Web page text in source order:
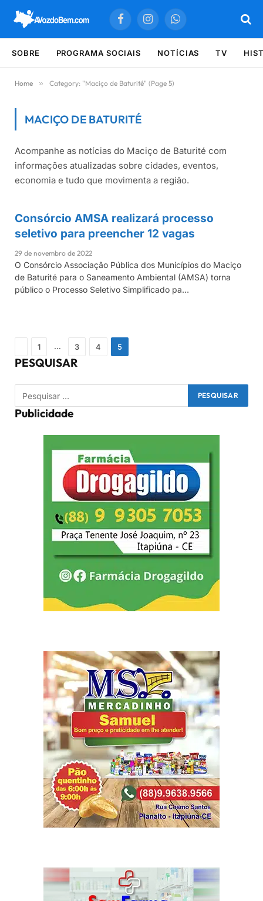
FacebookInstagramWhatsApp
SOBRE PROGRAMA SOCIAIS NOTÍCIAS TV
Home » Category: "Maciço de Baturité" (Page 5)
MACIÇO DE BATURITÉ
Últimas notícias sobre Maciço de Baturité
Acompanhe as notícias do Maciço de Baturité com
informações atualizadas sobre cidades, eventos,
economia e tudo que movimenta a região.
MACIÇO DE BATURITÉ
Consórcio AMSA realizará processo
seletivo para preencher 12 vagas
29 de novembro de 2022
O Consórcio Associação Pública dos Municípios do Maciço
de Baturité para o Saneamento Ambiental (AMSA) torna
público o Processo Seletivo Simplificado pa…
Previous
1 … 3 4 5
PESQUISAR
Publicidade